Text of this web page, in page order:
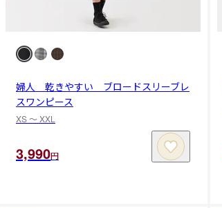
婦人 乾きやすい ブロードスリーブレ
スワンピース
XS 〜 XXL
3,990円